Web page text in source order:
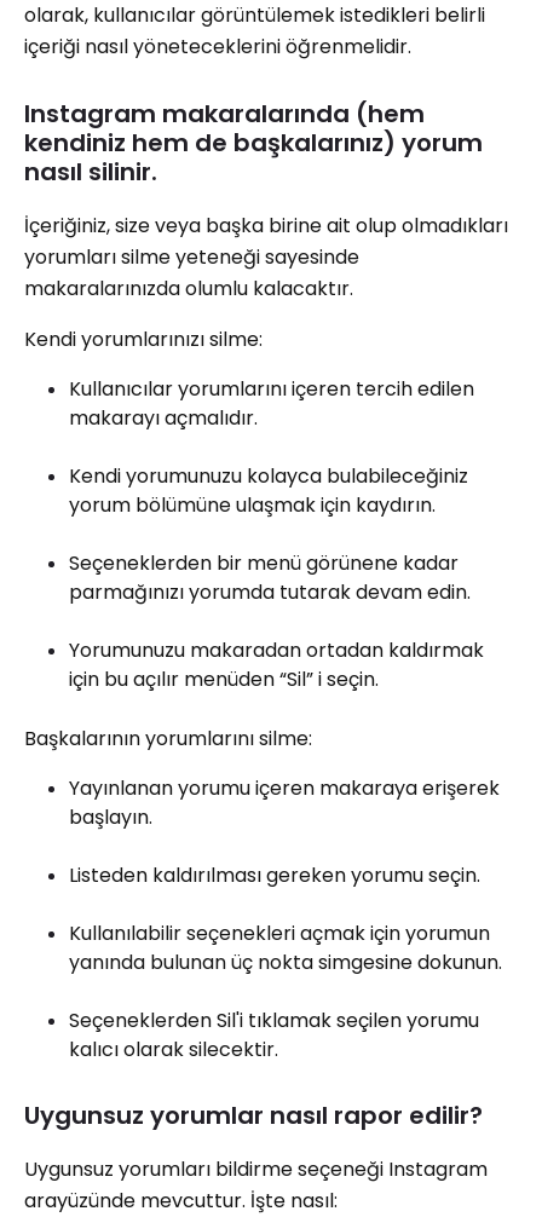
olarak, kullanıcılar görüntülemek istedikleri belirli
içeriği nasıl yöneteceklerini öğrenmelidir.
Instagram makaralarında (hem
kendiniz hem de başkalarınız) yorum
nasıl silinir.
İçeriğiniz, size veya başka birine ait olup olmadıkları
yorumları silme yeteneği sayesinde
makaralarınızda olumlu kalacaktır.
Kendi yorumlarınızı silme:
Kullanıcılar yorumlarını içeren tercih edilen
makarayı açmalıdır.
Kendi yorumunuzu kolayca bulabileceğiniz
yorum bölümüne ulaşmak için kaydırın.
Seçeneklerden bir menü görünene kadar
parmağınızı yorumda tutarak devam edin.
Yorumunuzu makaradan ortadan kaldırmak
için bu açılır menüden “Sil” i seçin.
Başkalarının yorumlarını silme:
Yayınlanan yorumu içeren makaraya erişerek
başlayın.
Listeden kaldırılması gereken yorumu seçin.
Kullanılabilir seçenekleri açmak için yorumun
yanında bulunan üç nokta simgesine dokunun.
Seçeneklerden Sil'i tıklamak seçilen yorumu
kalıcı olarak silecektir.
Uygunsuz yorumlar nasıl rapor edilir?
Uygunsuz yorumları bildirme seçeneği Instagram
arayüzünde mevcuttur. İşte nasıl: